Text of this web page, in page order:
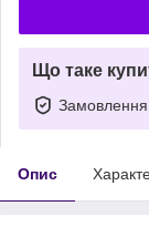
Що таке
Замовлення
Опис